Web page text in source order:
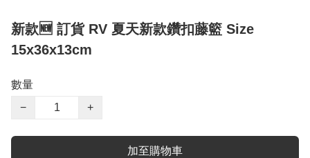
新款🆕 訂貨 RV 夏天新款鑽扣藤籃 Size
15x36x13cm
數量
−
+
加至購物車